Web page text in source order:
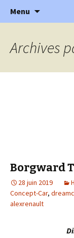
l'automobile
…
Menu
Archives
Borgward
28 juin 2019
Concept-Car,
alexrenault